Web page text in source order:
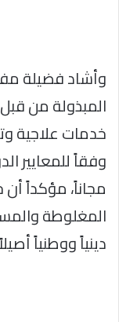
وأشاد فضيلة
المبذولة من
خدمات علاجية
وفقاً للمعايير
مجاناً، مؤكداً
المغلوطة
دينياً ووطنياً